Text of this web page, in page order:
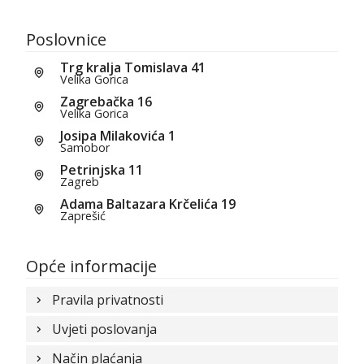
Poslovnice
Trg kralja Tomislava 41
Velika Gorica
Zagrebačka 16
Velika Gorica
Josipa Milakovića 1
Samobor
Petrinjska 11
Zagreb
Adama Baltazara Krčelića 19
Zaprešić
Opće informacije
Pravila privatnosti
Uvjeti poslovanja
Način plaćanja